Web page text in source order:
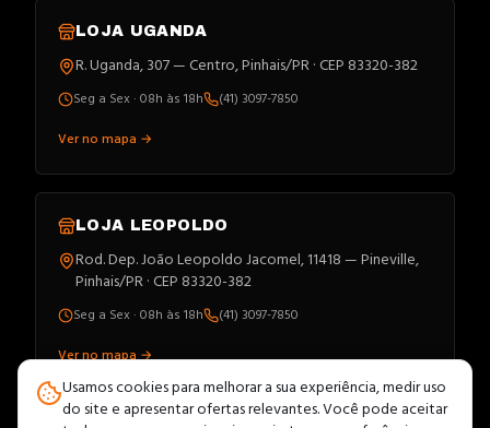
LOJA UGANDA
R. Uganda, 307 — Centro, Pinhais/PR · CEP 83320-382
Seg a Sex · 08h às 18h
(41) 3097-7850
Ver no mapa →
LOJA LEOPOLDO
Rod. Dep. João Leopoldo Jacomel, 11418 — Pineville,
Pinhais/PR · CEP 83320-382
Seg a Sex · 08h às 18h
(41) 3097-7850
Ver no mapa →
Usamos cookies para melhorar a sua experiência, medir uso
do site e apresentar ofertas relevantes. Você pode aceitar